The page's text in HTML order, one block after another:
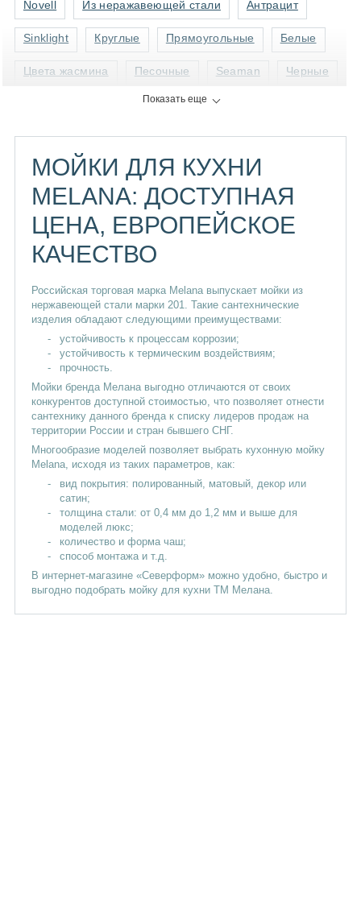
Novell Из неражавеющей стали Антрацит
Sinklight Круглые Прямоугольные Белые
Цвета жасмина Песочные Seaman Черные
С матовой текстурой
Круглые из искусственного камня
Прямоугольные из нержавеющей стали
Florentina Мойки кухонные Iddis
Из искусственного камня
Квадратные Овальные
Квадратные из нержавейки Из кварца
Маленькие Металлические
Узкие Белые для кухни Большие
Показать еще
МОЙКИ ДЛЯ КУХНИ
MELANA: ДОСТУПНАЯ
ЦЕНА, ЕВРОПЕЙСКОЕ
КАЧЕСТВО
Российская торговая марка Melana выпускает мойки из
нержавеющей стали марки 201. Такие сантехнические
изделия обладают следующими преимуществами:
устойчивость к процессам коррозии;
устойчивость к термическим воздействиям;
прочность.
Мойки бренда Мелана выгодно отличаются от своих
конкурентов доступной стоимостью, что позволяет отнести
сантехнику данного бренда к списку лидеров продаж на
территории России и стран бывшего СНГ.
Многообразие моделей позволяет выбрать кухонную мойку
Melana, исходя из таких параметров, как:
вид покрытия: полированный, матовый, декор или
сатин;
толщина стали: от 0,4 мм до 1,2 мм и выше для
моделей люкс;
количество и форма чаш;
способ монтажа и т.д.
В интернет-магазине «Северформ» можно удобно, быстро и
выгодно подобрать мойку для кухни ТМ Мелана.